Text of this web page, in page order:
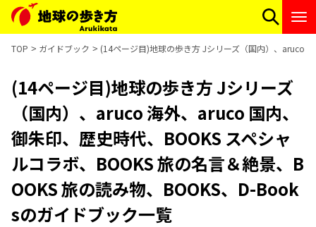
TOP ガイドブック (14ページ目)地球の歩き方 Jシリーズ（国内）、aruco
(14ページ目)地球の歩き方 Jシリーズ
（国内）、aruco 海外、aruco 国内、
御朱印、歴史時代、BOOKS スペシャ
ルコラボ、BOOKS 旅の名言＆絶景、B
OOKS 旅の読み物、BOOKS、D-Book
sのガイドブック一覧